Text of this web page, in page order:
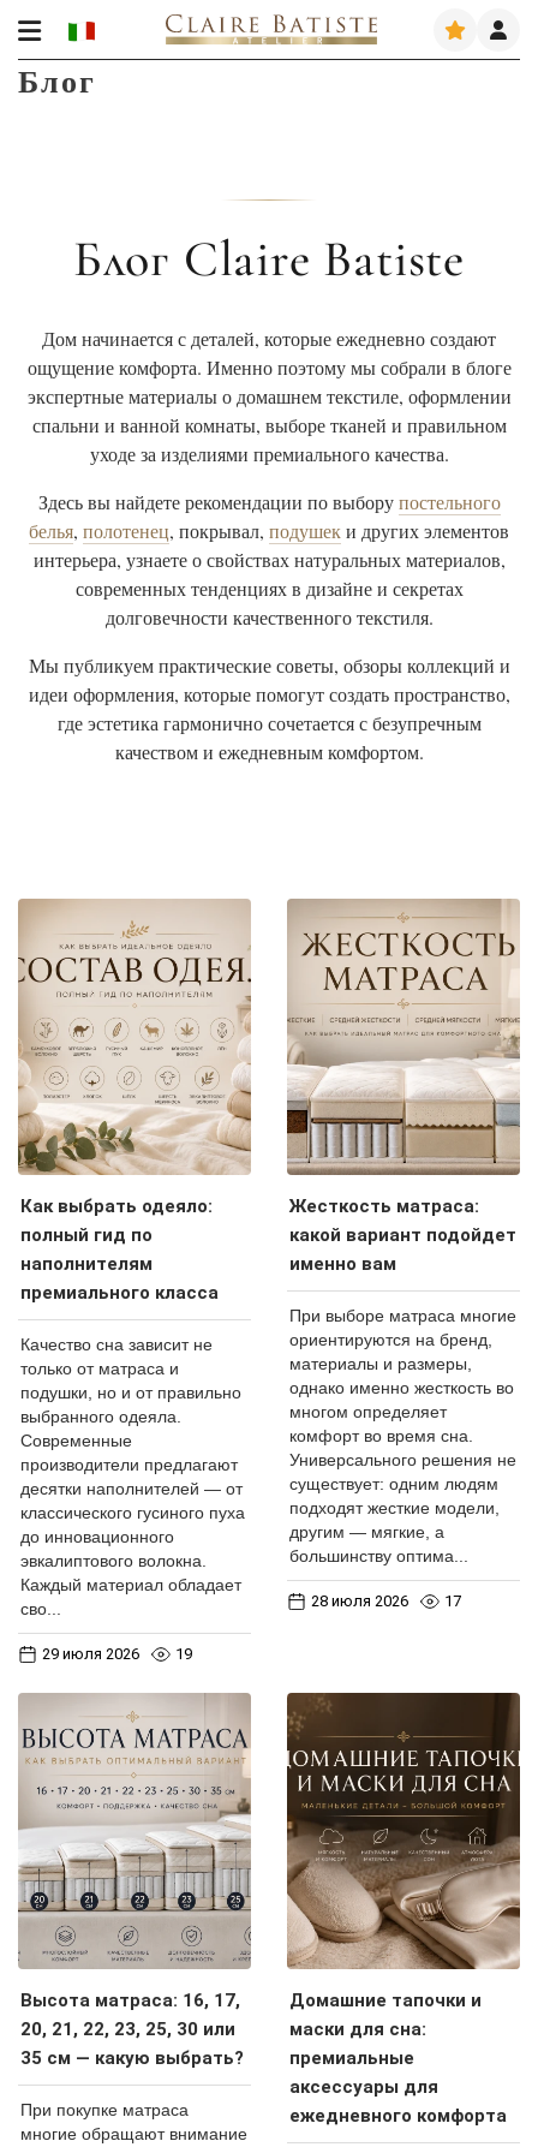
Блог
Блог Claire Batiste
Дом начинается с деталей, которые ежедневно создают
ощущение комфорта. Именно поэтому мы собрали в блоге
экспертные материалы о домашнем текстиле, оформлении
спальни и ванной комнаты, выборе тканей и правильном
уходе за изделиями премиального качества.
Здесь вы найдете рекомендации по выборупостельного
белья, полотенец, покрывал, подушеки других элементов
интерьера, узнаете о свойствах натуральных материалов,
современных тенденциях в дизайне и секретах
долговечности качественного текстиля.
Мы публикуем практические советы, обзоры коллекций и
идеи оформления, которые помогут создать пространство,
где эстетика гармонично сочетается с безупречным
качеством и ежедневным комфортом.
Как выбрать одеяло:
полный гид по
наполнителям
премиального класса
Качество сна зависит не
только от матраса и
подушки, но и от правильно
выбранного одеяла.
Современные
производители предлагают
десятки наполнителей — от
классического гусиного пуха
до инновационного
эвкалиптового волокна.
Каждый материал обладает
сво...
29 июля 2026 19
Жесткость матраса:
какой вариант подойдет
именно вам
При выборе матраса многие
ориентируются на бренд,
материалы и размеры,
однако именно жесткость во
многом определяет
комфорт во время сна.
Универсального решения не
существует: одним людям
подходят жесткие модели,
другим — мягкие, а
большинству оптима...
28 июля 2026 17
Высота матраса: 16, 17,
20, 21, 22, 23, 25, 30 или
35 см — какую выбрать?
При покупке матраса
многие обращают внимание
Домашние тапочки и
маски для сна:
премиальные
аксессуары для
ежедневного комфорта